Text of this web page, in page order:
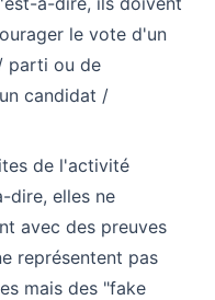
le vote d'un
parti ou de
candidat /
de l'activité
dire, elles ne
avec des preuves
représentent pas
mais des "fake